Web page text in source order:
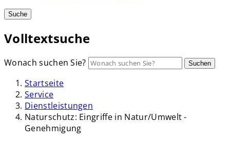
Suche
Volltextsuche
Wonach suchen Sie? Suchen
Startseite
Service
Dienstleistungen
Naturschutz: Eingriffe in Natur/Umwelt -
Genehmigung